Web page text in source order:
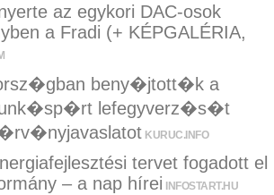
az egykori DAC-osok
a Fradi (+ KÉPGALÉRIA,
beny�jtott�k a
lefegyverz�s�t
KURUC.INFO
tervet fogadott el
– a nap hírei
INFOSTART.HU